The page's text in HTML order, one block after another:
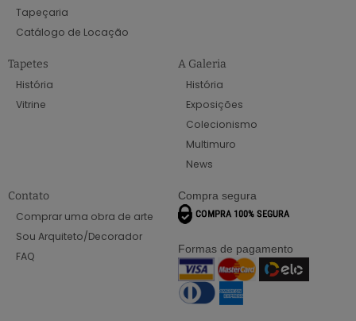
Tapeçaria
Catálogo de Locação
Tapetes
História
Vitrine
A Galeria
História
Exposições
Colecionismo
Multimuro
News
Contato
Comprar uma obra de arte
Sou Arquiteto/Decorador
FAQ
Compra segura
Formas de pagamento